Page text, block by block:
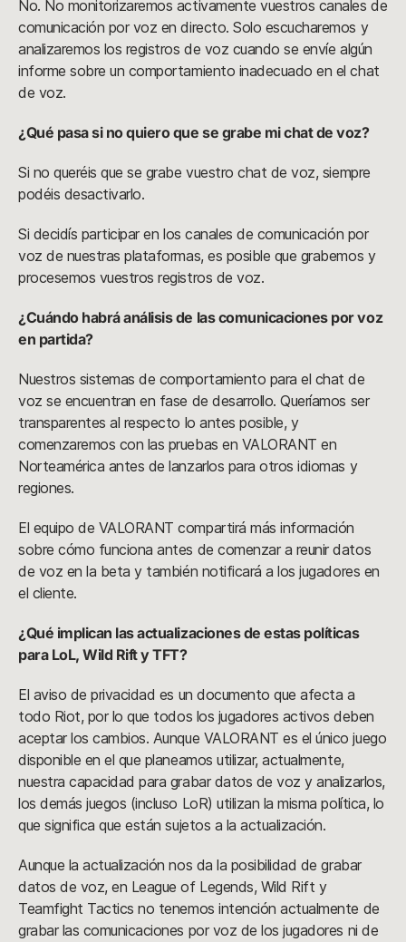
No. No monitorizaremos activamente vuestros canales de
comunicación por voz en directo. Solo escucharemos y
analizaremos los registros de voz cuando se envíe algún
informe sobre un comportamiento inadecuado en el chat
de voz.
¿Qué pasa si no quiero que se grabe mi chat de voz?
Si no queréis que se grabe vuestro chat de voz, siempre
podéis desactivarlo.
Si decidís participar en los canales de comunicación por
voz de nuestras plataformas, es posible que grabemos y
procesemos vuestros registros de voz.
¿Cuándo habrá análisis de las comunicaciones por voz
en partida?
Nuestros sistemas de comportamiento para el chat de
voz se encuentran en fase de desarrollo. Queríamos ser
transparentes al respecto lo antes posible, y
comenzaremos con las pruebas en VALORANT en
Norteamérica antes de lanzarlos para otros idiomas y
regiones.
El equipo de VALORANT compartirá más información
sobre cómo funciona antes de comenzar a reunir datos
de voz en la beta y también notificará a los jugadores en
el cliente.
¿Qué implican las actualizaciones de estas políticas
para LoL, Wild Rift y TFT?
El aviso de privacidad es un documento que afecta a
todo Riot, por lo que todos los jugadores activos deben
aceptar los cambios. Aunque VALORANT es el único juego
disponible en el que planeamos utilizar, actualmente,
nuestra capacidad para grabar datos de voz y analizarlos,
los demás juegos (incluso LoR) utilizan la misma política, lo
que significa que están sujetos a la actualización.
Aunque la actualización nos da la posibilidad de grabar
datos de voz, en League of Legends, Wild Rift y
Teamfight Tactics no tenemos intención actualmente de
grabar las comunicaciones por voz de los jugadores ni de